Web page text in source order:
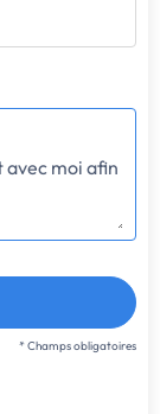
* Champs obligatoires